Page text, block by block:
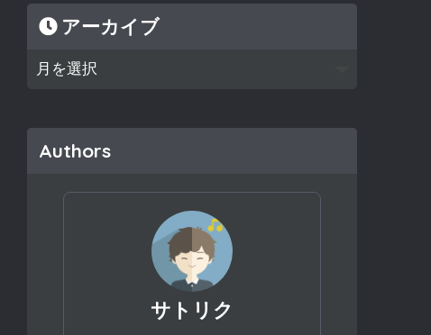
アーカイブ
Authors
サトリク